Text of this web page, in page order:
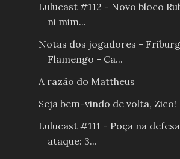
Lulucast #112 - Novo bloco
ni mim...
Notas dos jogadores -
Flamengo - Ca...
A razão do Mattheus
Seja bem-vindo de volta, Zico!
Lulucast #111 - Poça na
ataque: 3...